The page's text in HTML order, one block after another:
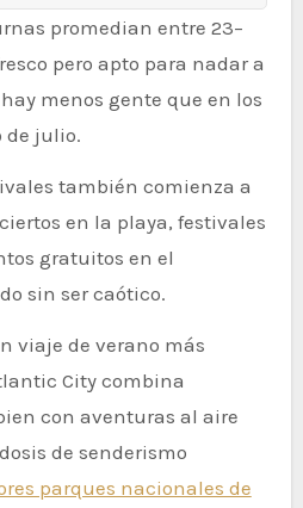
promedian entre 23–
pero apto para nadar a
menos gente que en los
de julio.
también comienza a
en la playa, festivales
gratuitos en el
sin ser caótico.
viaje de verano más
City combina
con aventuras al aire
de senderismo
parques nacionales de